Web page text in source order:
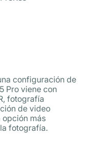
configuración de
Pro viene con
fotografía
de video
opción más
fotografía.